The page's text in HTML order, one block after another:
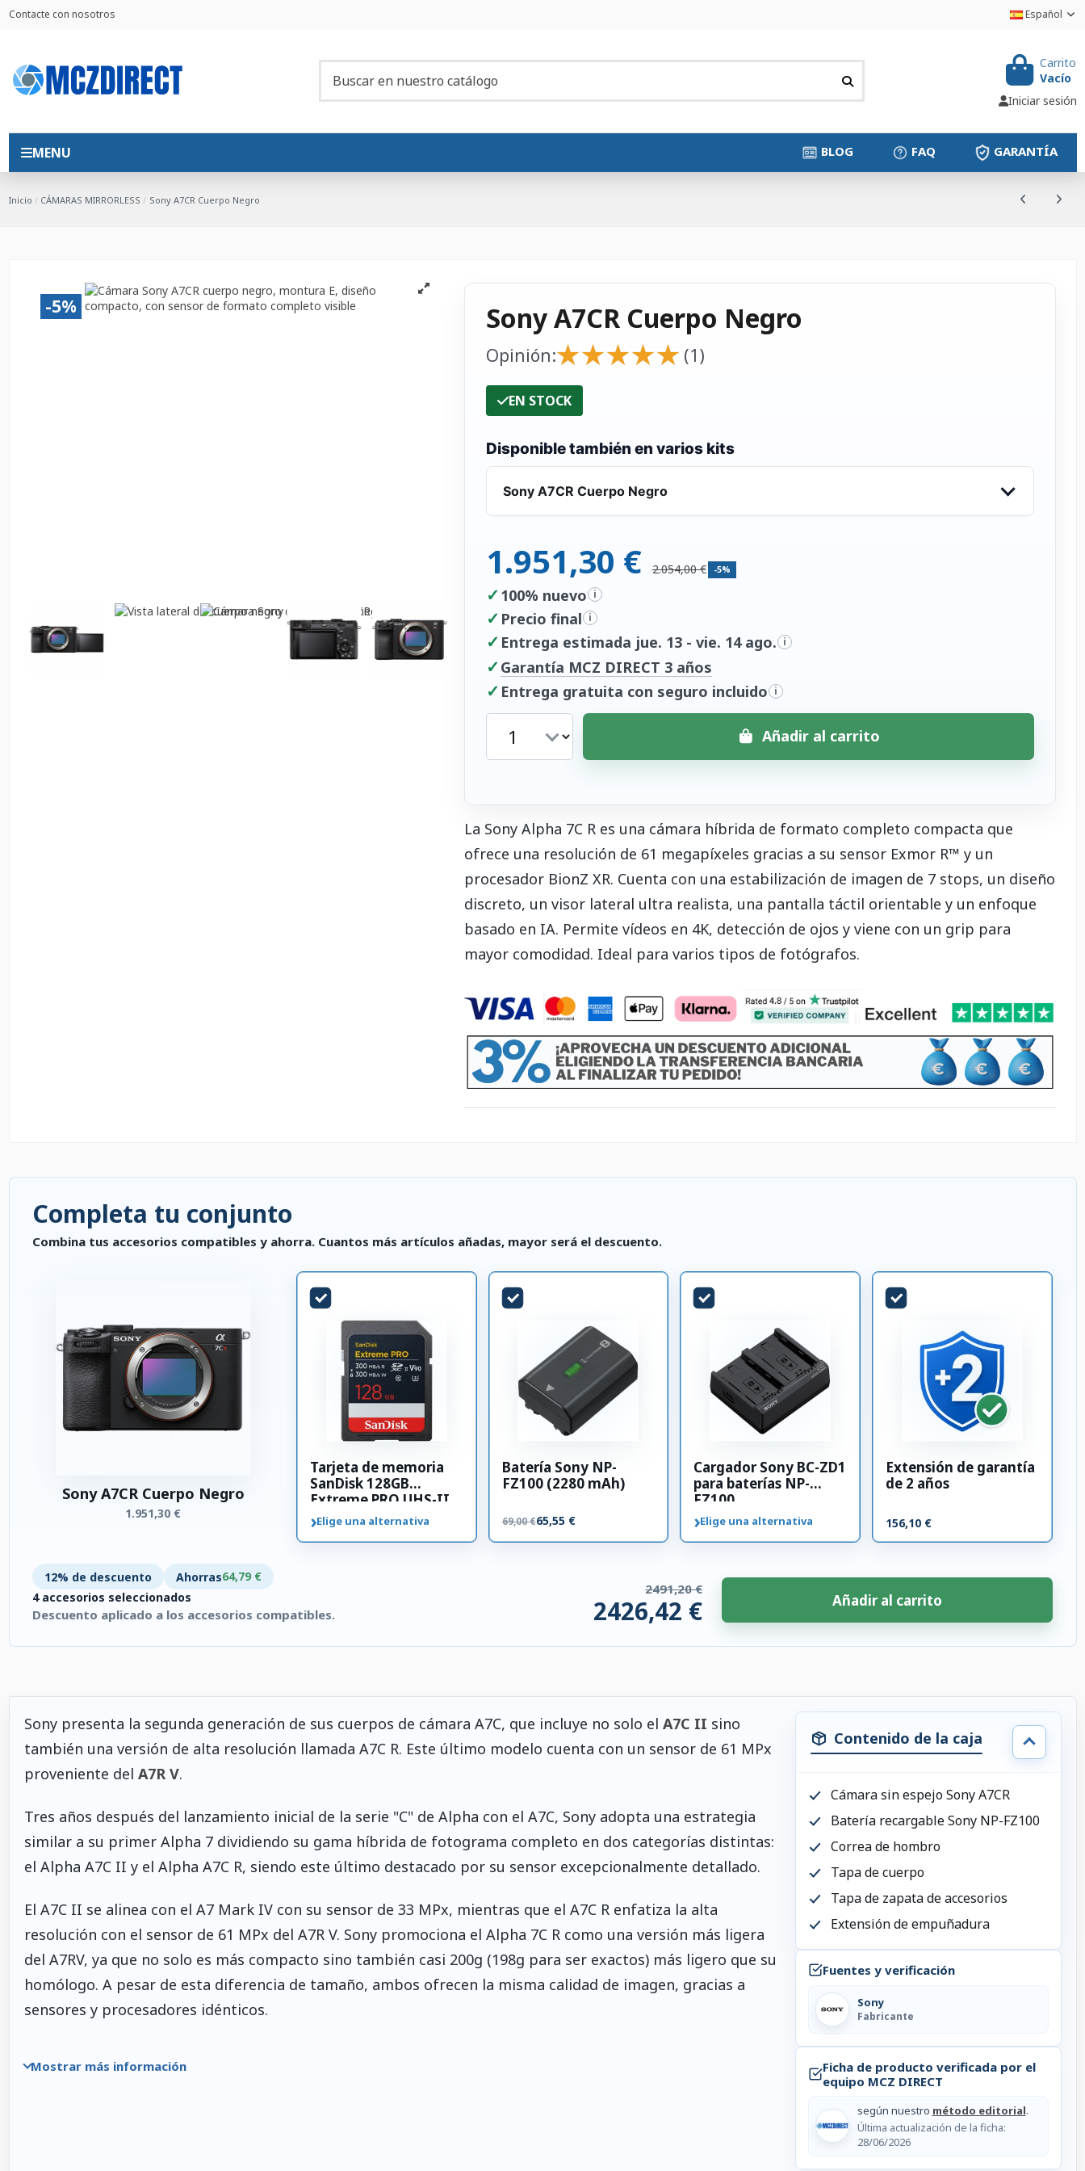
Contacte con nosotros Español
Carrito
Vacío
Iniciar sesión
MENU GARANTÍA
FAQ
BLOG
Inicio CÁMARAS MIRRORLESS Sony A7CR Cuerpo Negro
-5% Sony A7CR Cuerpo Negro
Opinión:★
★★
★★
★★
★★
★ (1)
EN STOCK
Disponible también en varios kits
Sony A7CR Cuerpo Negro
1.951,30 € 2.054,00 € -5%
✓ 100% nuevo i
✓ Precio final i
✓ Entrega estimada jue. 13 - vie. 14 ago. i
✓ Garantía MCZ DIRECT 3 años
✓ Entrega gratuita con seguro incluido i
Añadir al carrito
La Sony Alpha 7C R es una cámara híbrida de formato completo compacta que
ofrece una resolución de 61 megapíxeles gracias a su sensor Exmor R™ y un
procesador BionZ XR. Cuenta con una estabilización de imagen de 7 stops, un diseño
discreto, un visor lateral ultra realista, una pantalla táctil orientable y un enfoque
basado en IA. Permite vídeos en 4K, detección de ojos y viene con un grip para
mayor comodidad. Ideal para varios tipos de fotógrafos.
Completa tu conjunto
Combina tus accesorios compatibles y ahorra. Cuantos más artículos añadas, mayor será el descuento.
Sony A7CR Cuerpo Negro
1.951,30 €
Tarjeta de memoria
SanDisk 128GB
Extreme PRO UHS-II
SDXC 300 MB/s
›Elige una alternativa
Batería Sony NP-
FZ100 (2280 mAh)
69,00 €65,55 €
Cargador Sony BC-ZD1
para baterías NP-
FZ100
›Elige una alternativa
Extensión de garantía
de 2 años
156,10 €
12% de descuento Ahorras64,79 €
4 accesorios seleccionados
Descuento aplicado a los accesorios compatibles.
2491,20 €
2426,42 € Añadir al carrito
Sony presenta la segunda generación de sus cuerpos de cámara A7C, que incluye no solo el A7C II sino
también una versión de alta resolución llamada A7C R. Este último modelo cuenta con un sensor de 61 MPx
proveniente del A7R V.
Tres años después del lanzamiento inicial de la serie "C" de Alpha con el A7C, Sony adopta una estrategia
similar a su primer Alpha 7 dividiendo su gama híbrida de fotograma completo en dos categorías distintas:
el Alpha A7C II y el Alpha A7C R, siendo este último destacado por su sensor excepcionalmente detallado.
El A7C II se alinea con el A7 Mark IV con su sensor de 33 MPx, mientras que el A7C R enfatiza la alta
resolución con el sensor de 61 MPx del A7R V. Sony promociona el Alpha 7C R como una versión más ligera
del A7RV, ya que no solo es más compacto sino también casi 200g (198g para ser exactos) más ligero que su
homólogo. A pesar de esta diferencia de tamaño, ambos ofrecen la misma calidad de imagen, gracias a
sensores y procesadores idénticos.
Mostrar más información
Contenido de la caja
Cámara sin espejo Sony A7CR
Batería recargable Sony NP-FZ100
Correa de hombro
Tapa de cuerpo
Tapa de zapata de accesorios
Extensión de empuñadura
Fuentes y verificación
Sony
Fabricante
Ficha de producto verificada por el
equipo MCZ DIRECT
según nuestro método editorial.
Última actualización de la ficha:
28/06/2026